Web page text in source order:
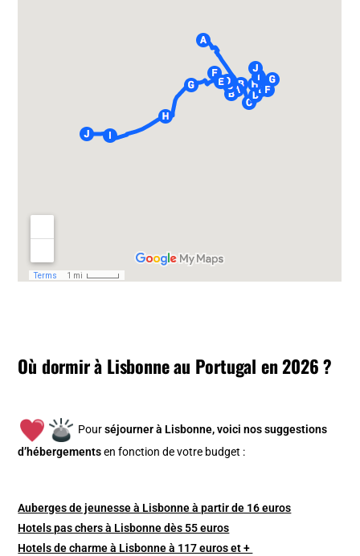
Où dormir à Lisbonne au Portugal en 2026 ?
Pourséjourner à Lisbonne, voici nos suggestions
d’hébergements en fonction de votre budget :
Auberges de jeunesse à Lisbonne à partir de 16 euros
Hotels pas chers à Lisbonne dès 55 euros
Hotels de charme à Lisbonne à 117 euros et +